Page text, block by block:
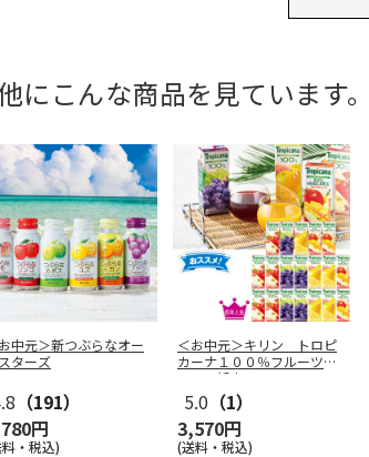
にこんな商品を見ています。
中元＞新つぶらなオー
ターズ
（191）
円
・税込)
＜お中元＞キリン トロピ
カーナ１００％フルーツジ
ュース紙容
5.0 （1）
3,570円
(送料・税込)